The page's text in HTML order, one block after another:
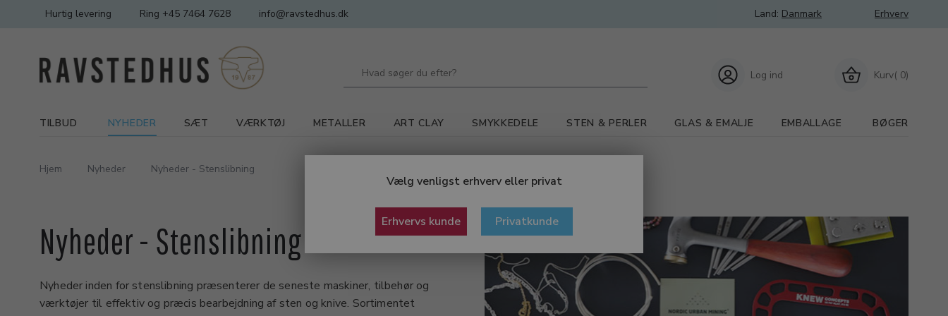
Vælg venligst erhverv eller privat
Erhvervs kunde Privatkunde
Hurtig levering Ring +45 7464 7628 info@ravstedhus.dk Land: Danmark Erhverv
Kurv( 0)
Log ind
TILBUD NYHEDER SÆT VÆRKTØJ METALLER ART CLAY SMYKKEDELE STEN & PERLER GLAS & EMALJE EMBALLAGE BØGER
Hjem Nyheder Nyheder - Stenslibning
Nyheder - Stenslibning
Nyheder inden for stenslibning præsenterer de seneste maskiner, tilbehør og
værktøjer til effektiv og præcis bearbejdning af sten og knive. Sortimentet